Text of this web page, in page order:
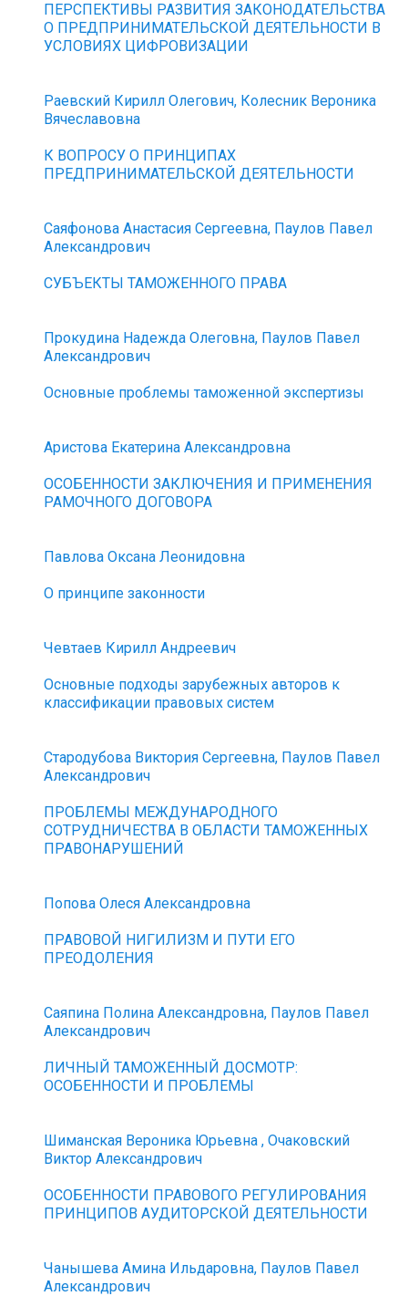
ПЕРСПЕКТИВЫ РАЗВИТИЯ ЗАКОНОДАТЕЛЬСТВА
О ПРЕДПРИНИМАТЕЛЬСКОЙ ДЕЯТЕЛЬНОСТИ В
УСЛОВИЯХ ЦИФРОВИЗАЦИИ
Раевский Кирилл Олегович, Колесник Вероника
Вячеславовна
К ВОПРОСУ О ПРИНЦИПАХ
ПРЕДПРИНИМАТЕЛЬСКОЙ ДЕЯТЕЛЬНОСТИ
Саяфонова Анастасия Сергеевна, Паулов Павел
Александрович
СУБЪЕКТЫ ТАМОЖЕННОГО ПРАВА
Прокудина Надежда Олеговна, Паулов Павел
Александрович
Основные проблемы таможенной экспертизы
Аристова Екатерина Александровна
ОСОБЕННОСТИ ЗАКЛЮЧЕНИЯ И ПРИМЕНЕНИЯ
РАМОЧНОГО ДОГОВОРА
Павлова Оксана Леонидовна
О принципе законности
Чевтаев Кирилл Андреевич
Основные подходы зарубежных авторов к
классификации правовых систем
Стародубова Виктория Сергеевна, Паулов Павел
Александрович
ПРОБЛЕМЫ МЕЖДУНАРОДНОГО
СОТРУДНИЧЕСТВА В ОБЛАСТИ ТАМОЖЕННЫХ
ПРАВОНАРУШЕНИЙ
Попова Олеся Александровна
ПРАВОВОЙ НИГИЛИЗМ И ПУТИ ЕГО
ПРЕОДОЛЕНИЯ
Саяпина Полина Александровна, Паулов Павел
Александрович
ЛИЧНЫЙ ТАМОЖЕННЫЙ ДОСМОТР:
ОСОБЕННОСТИ И ПРОБЛЕМЫ
Шиманская Вероника Юрьевна , Очаковский
Виктор Александрович
ОСОБЕННОСТИ ПРАВОВОГО РЕГУЛИРОВАНИЯ
ПРИНЦИПОВ АУДИТОРСКОЙ ДЕЯТЕЛЬНОСТИ
Чанышева Амина Ильдаровна, Паулов Павел
Александрович